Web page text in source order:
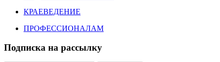
КРАЕВЕДЕНИЕ
ПРОФЕССИОНАЛАМ
Подписка на рассылку